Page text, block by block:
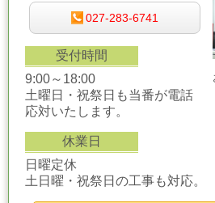
027-283-6741
受付時間
9:00～18:00
土曜日・祝祭日も当番が電話
応対いたします。
休業日
日曜定休
土日曜・祝祭日の工事も対応。